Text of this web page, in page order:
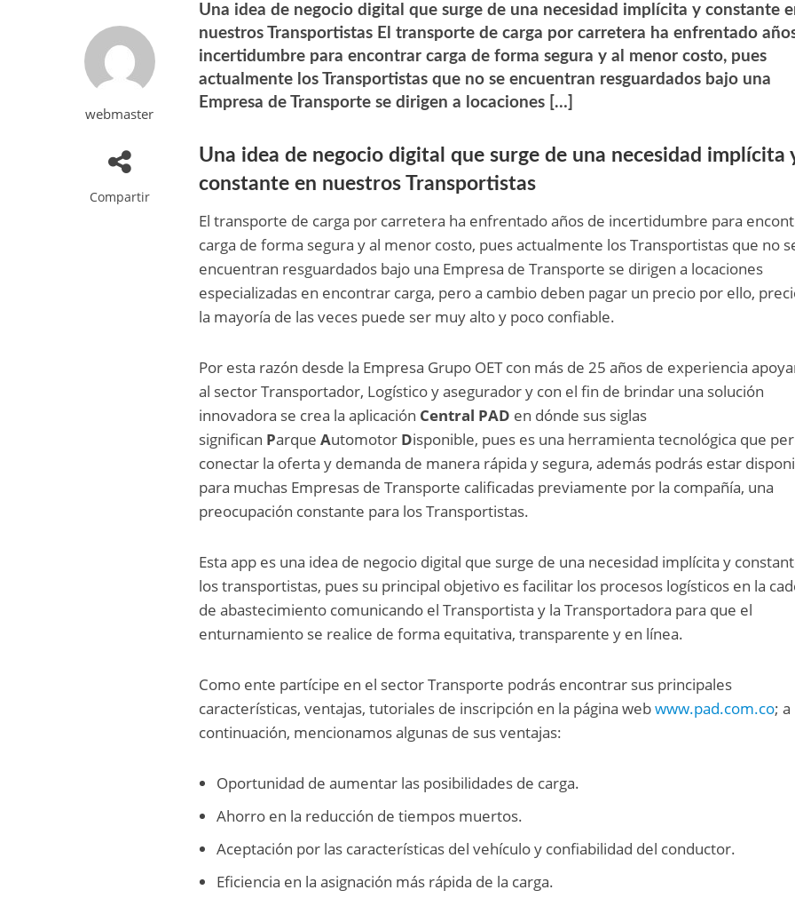
webmaster
Compartir
Una idea de negocio digital que surge de una necesidad implícita y constante
nuestros Transportistas El transporte de carga por carretera ha enfrentado
incertidumbre para encontrar carga de forma segura y al menor costo, pues
actualmente los Transportistas que no se encuentran resguardados bajo una
Empresa de Transporte se dirigen a locaciones […]
Una idea de negocio digital que surge de una necesidad implícita
constante en nuestros Transportistas
El transporte de carga por carretera ha enfrentado años de incertidumbre para
carga de forma segura y al menor costo, pues actualmente los Transportistas que no
encuentran resguardados bajo una Empresa de Transporte se dirigen a locaciones
especializadas en encontrar carga, pero a cambio deben pagar un precio por ello,
la mayoría de las veces puede ser muy alto y poco confiable.
Por esta razón desde la Empresa Grupo OET con más de 25 años de experiencia
al sector Transportador, Logístico y asegurador y con el fin de brindar una solución
innovadora se crea la aplicación Central PAD en dónde sus siglas
significan ParqueAutomotor Disponible, pues es una herramienta tecnológica que
conectar la oferta y demanda de manera rápida y segura, además podrás estar
para muchas Empresas de Transporte calificadas previamente por la compañía, una
preocupación constante para los Transportistas.
Esta app es una idea de negocio digital que surge de una necesidad implícita y
los transportistas, pues su principal objetivo es facilitar los procesos logísticos en la
de abastecimiento comunicando el Transportista y la Transportadora para que el
enturnamiento se realice de forma equitativa, transparente y en línea.
Como ente partícipe en el sector Transporte podrás encontrar sus principales
características, ventajas, tutoriales de inscripción en la página webwww.pad.com.co; a
continuación, mencionamos algunas de sus ventajas:
Oportunidad de aumentar las posibilidades de carga.
Ahorro en la reducción de tiempos muertos.
Aceptación por las características del vehículo y confiabilidad del conductor.
Eficiencia en la asignación más rápida de la carga.